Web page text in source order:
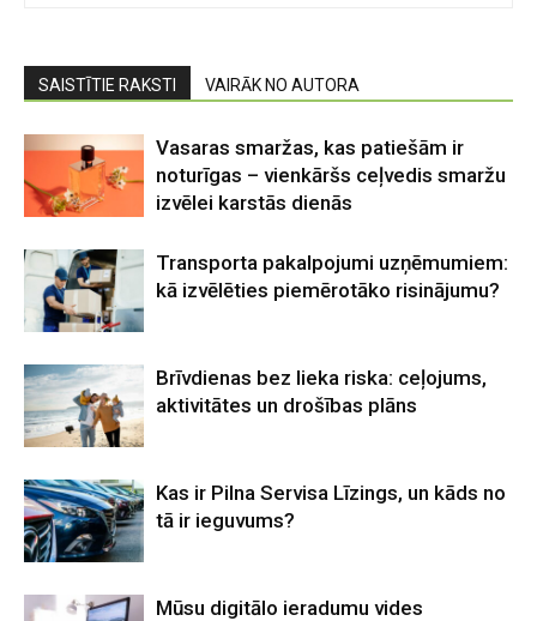
SAISTĪTIE RAKSTI VAIRĀK NO AUTORA
Vasaras smaržas, kas patiešām ir
noturīgas – vienkāršs ceļvedis smaržu
izvēlei karstās dienās
Transporta pakalpojumi uzņēmumiem:
kā izvēlēties piemērotāko risinājumu?
Brīvdienas bez lieka riska: ceļojums,
aktivitātes un drošības plāns
Kas ir Pilna Servisa Līzings, un kāds no
tā ir ieguvums?
Mūsu digitālo ieradumu vides